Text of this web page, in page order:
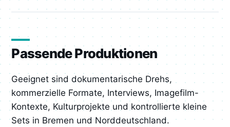
Passende Produktionen
Geeignet sind dokumentarische Drehs,
kommerzielle Formate, Interviews, Imagefilm-
Kontexte, Kulturprojekte und kontrollierte kleine
Sets in Bremen und Norddeutschland.